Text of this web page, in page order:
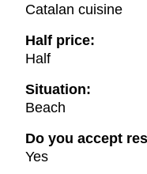
Catalan cuisine
Half price:
Half
Situation:
Beach
Do you accept
Yes